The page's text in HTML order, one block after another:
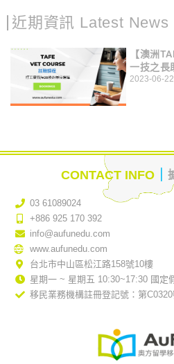
近期資訊 Latest News
【澳洲
一技之長
2023-06-22
CONTACT INFO
03 61089024
+886 925 170 392
info@aufunedu.com
www.aufunedu.com
台北市中山區松江路158號10樓
星期一 ~ 星期五 10:30~17:30 國定
移民業務機構註冊登記號：第C0320